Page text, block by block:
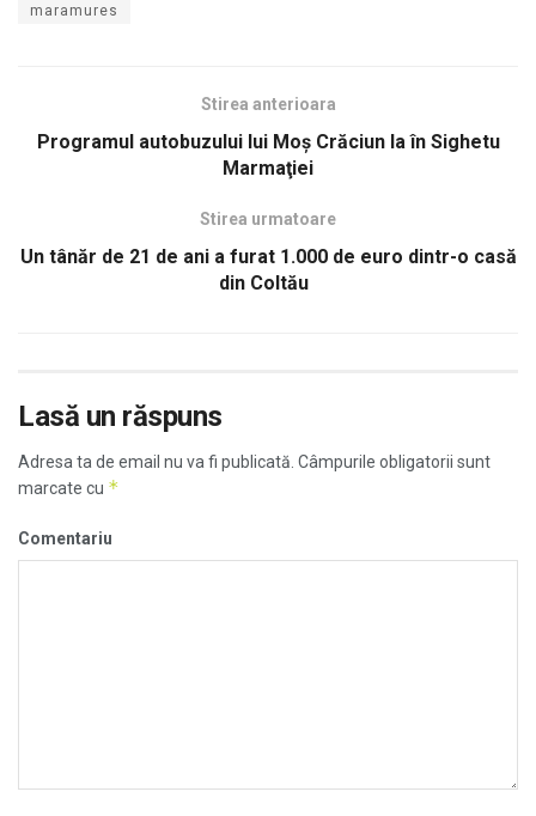
maramures
Stirea anterioara
Programul autobuzului lui Moş Crăciun la în Sighetu
Marmaţiei
Stirea urmatoare
Un tânăr de 21 de ani a furat 1.000 de euro dintr-o casă
din Coltău
Lasă un răspuns
Adresa ta de email nu va fi publicată. Câmpurile obligatorii sunt
marcate cu *
Comentariu